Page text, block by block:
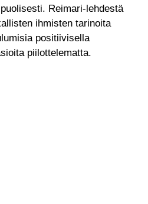
Reimari-lehdestä
ihmisten tarinoita
positiivisella
piilottelematta.